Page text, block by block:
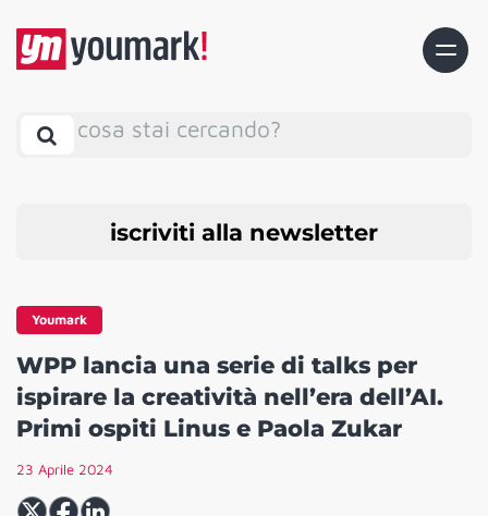
cosa stai cercando?
iscriviti alla newsletter
Youmark
WPP lancia una serie di talks per
ispirare la creatività nell’era dell’AI.
Primi ospiti Linus e Paola Zukar
23 Aprile 2024